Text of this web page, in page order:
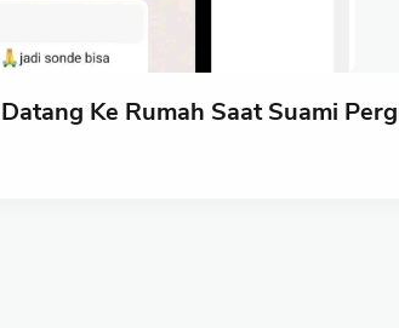
Ke Rumah Saat Suami